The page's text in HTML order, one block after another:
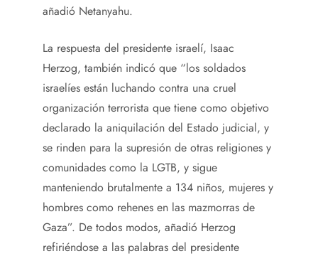
añadió Netanyahu.
La respuesta del presidente israelí, Isaac
Herzog, también indicó que “los soldados
israelíes están luchando contra una cruel
organización terrorista que tiene como objetivo
declarado la aniquilación del Estado judicial, y
se rinden para la supresión de otras religiones y
comunidades como la LGTB, y sigue
manteniendo brutalmente a 134 niños, mujeres y
hombres como rehenes en las mazmorras de
Gaza”. De todos modos, añadió Herzog
refiriéndose a las palabras del presidente